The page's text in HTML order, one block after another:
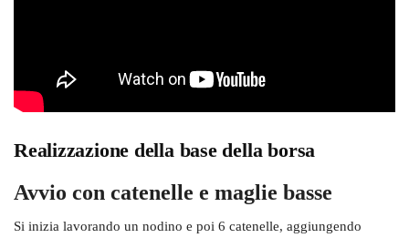
Realizzazione della base della borsa
Avvio con catenelle e maglie basse
Si inizia lavorando un nodino e poi 6 catenelle, aggiungendo